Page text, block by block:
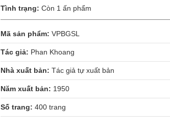
Tình trạng:Còn 1 ấn phẩm
Mã sản phẩm: VPBGSL
Tác giả: Phan Khoang
Nhà xuất bản: Tác giả tự xuất bản
Năm xuất bản: 1950
Số trang: 400 trang